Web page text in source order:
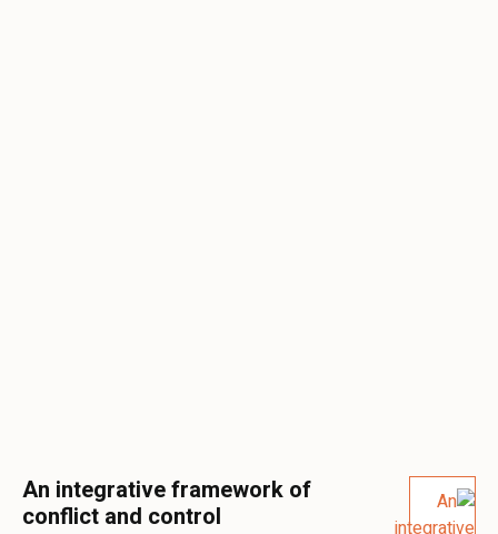
An integrative framework of
conflict and control